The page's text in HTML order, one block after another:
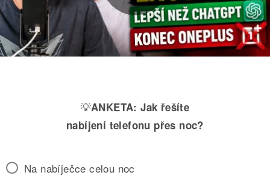
💡ANKETA: Jak řešíte
nabíjení telefonu přes noc?
Na nabíječce celou noc